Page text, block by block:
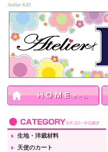
Atelier KiD
生地・洋裁材料
天使のカート